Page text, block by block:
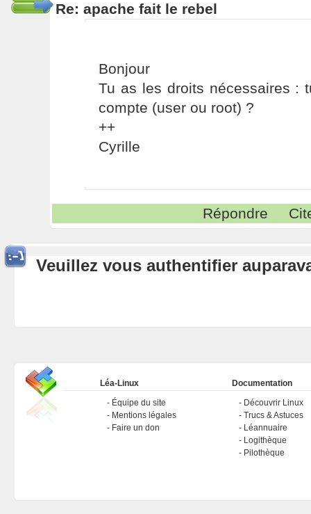
Re: apache fait le rebel
Bonjour
Tu as les droits nécessaires :
compte (user ou root) ?
++
Cyrille
Répondre
Veuillez vous authentifier
Léa-Linux
Équipe du site
Mentions légales
Faire un don
Documentation
Découvrir Linux
Trucs & Astuces
Léannuaire
Logithèque
Pilothèque